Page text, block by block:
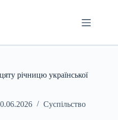
річницю української
Суспільство